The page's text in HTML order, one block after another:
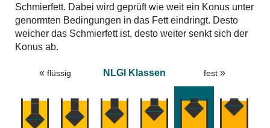
Schmierfett. Dabei wird geprüft wie weit ein Konus unter
genormten Bedingungen in das Fett eindringt. Desto
weicher das Schmierfett ist, desto weiter senkt sich der
Konus ab.
« flüssig NLGI Klassen fest »